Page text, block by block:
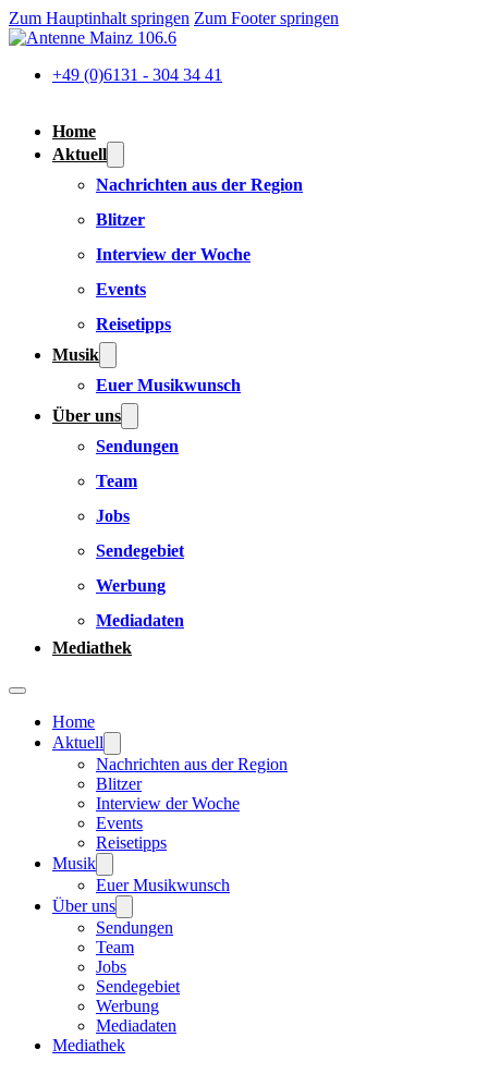
Zum Hauptinhalt springen Zum Footer springen
+49 (0)6131 - 304 34 41
Home
Aktuell
Nachrichten aus der Region
Blitzer
Interview der Woche
Events
Reisetipps
Musik
Euer Musikwunsch
Über uns
Sendungen
Team
Jobs
Sendegebiet
Werbung
Mediadaten
Mediathek
Home
Aktuell
Nachrichten aus der Region
Blitzer
Interview der Woche
Events
Reisetipps
Musik
Euer Musikwunsch
Über uns
Sendungen
Team
Jobs
Sendegebiet
Werbung
Mediadaten
Mediathek